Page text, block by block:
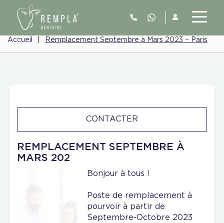
Accueil Remplacement Septembre à Mars 2023 – Paris
REMPLACEMENT SEPTEMBRE À
MARS 202
CONTACTER
Bonjour à tous !
Poste de remplacement à
pourvoir à partir de
Septembre-Octobre 2023